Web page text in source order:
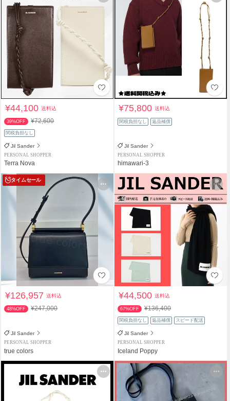
¥44,100送料込
39%OFF ¥72,600
関税負担なし
Jil Sander
PERSONAL SHOPPER
Terra Nova
¥75,800送料込
関税負担なし 返品補償
Jil Sander
PERSONAL SHOPPER
himawari-3
タイムセール
¥126,957送料込
48%OFF ¥247,000
Jil Sander
PERSONAL SHOPPER
true colors
¥44,500送料込
67%OFF ¥136,400
関税負担なし 返品補償 スピード配送
Jil Sander
PERSONAL SHOPPER
Iceland Poppy